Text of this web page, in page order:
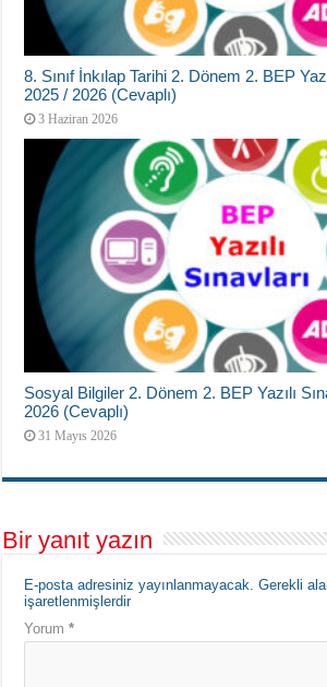
8. Sınıf İnkılap Tarihi 2. Dönem 2. BEP
2025 / 2026 (Cevaplı)
3 Haziran 2026
Sosyal Bilgiler 2. Dönem 2. BEP Yazılı
2026 (Cevaplı)
31 Mayıs 2026
Bir yanıt yazın
E-posta adresiniz yayınlanmayacak. Gerekli
işaretlenmişlerdir
Yorum*